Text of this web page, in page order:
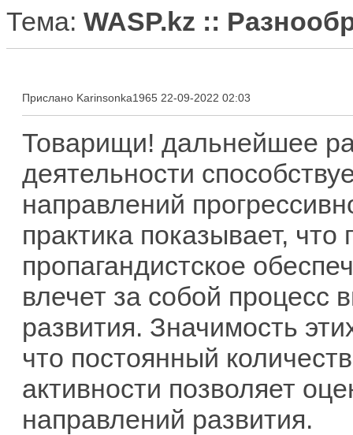
Тема: WASP.kz ::
Прислано Karinsonka1965 22-09-2022 02:03
Товарищи! дальнейшее
деятельности
направлений
практика показывает,
пропагандистское
влечет за собой
развития. Значимость
что постоянный
активности позволяет
направлений развития.